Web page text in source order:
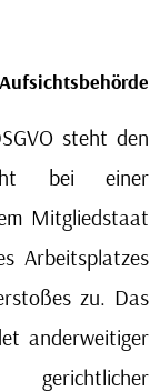
steht den
bei einer
Mitgliedstaat
Arbeitsplatzes
zu. Das
anderweitiger